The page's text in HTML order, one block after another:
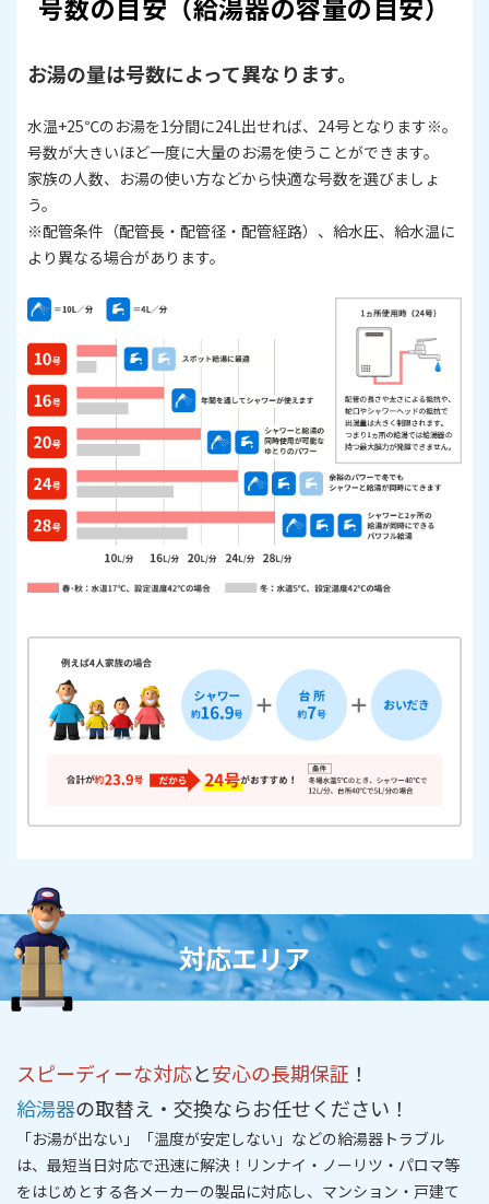
号数の目安（給湯器の容量の目安）
お湯の量は号数によって異なります。
水温+25℃のお湯を1分間に24L出せれば、24号となります※。
号数が大きいほど一度に大量のお湯を使うことができます。
家族の人数、お湯の使い方などから快適な号数を選びましょ
う。
​​​​​​​※配管条件（配管長・配管径・配管経路）、給水圧、給水温に
より異なる場合があります。
対応エリア
スピーディーな対応と安心の長期保証 ！
給湯器の取替え・交換ならお任せください！
「お湯が出ない」「温度が安定しない」などの給湯器トラブル
は、 最短当日対応で迅速に解決！リンナイ・ノーリツ・パロマ等
をはじめとする各メーカーの製品に対応し、マンション・戸建て